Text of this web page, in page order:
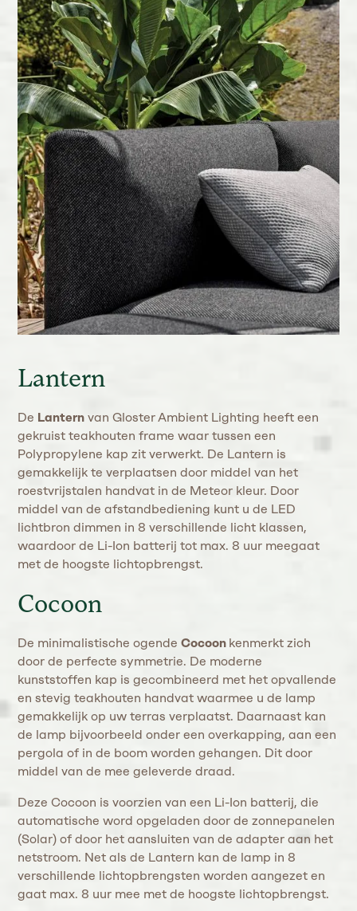
Lantern
De Lantern van Gloster Ambient Lighting heeft een
gekruist teakhouten frame waar tussen een
Polypropylene kap zit verwerkt. De Lantern is
gemakkelijk te verplaatsen door middel van het
roestvrijstalen handvat in de Meteor kleur. Door
middel van de afstandbediening kunt u de LED
lichtbron dimmen in 8 verschillende licht klassen,
waardoor de Li-Ion batterij tot max. 8 uur meegaat
met de hoogste lichtopbrengst.
Cocoon
De minimalistische ogendeCocoon kenmerkt zich
door de perfecte symmetrie. De moderne
kunststoffen kap is gecombineerd met het opvallende
en stevig teakhouten handvat waarmee u de lamp
gemakkelijk op uw terras verplaatst. Daarnaast kan
de lamp bijvoorbeeld onder een overkapping, aan een
pergola of in de boom worden gehangen. Dit door
middel van de mee geleverde draad.
Deze Cocoon is voorzien van een Li-Ion batterij, die
automatische word opgeladen door de zonnepanelen
(Solar) of door het aansluiten van de adapter aan het
netstroom. Net als de Lantern kan de lamp in 8
verschillende lichtopbrengsten worden aangezet en
gaat max. 8 uur mee met de hoogste lichtopbrengst.